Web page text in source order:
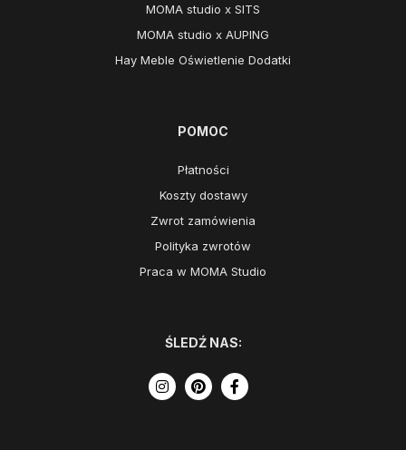
MOMA studio x SITS
MOMA studio x AUPING
Hay Meble Oświetlenie Dodatki
POMOC
Płatności
Koszty dostawy
Zwrot zamówienia
Polityka zwrotów
Praca w MOMA Studio
ŚLEDŹ NAS: